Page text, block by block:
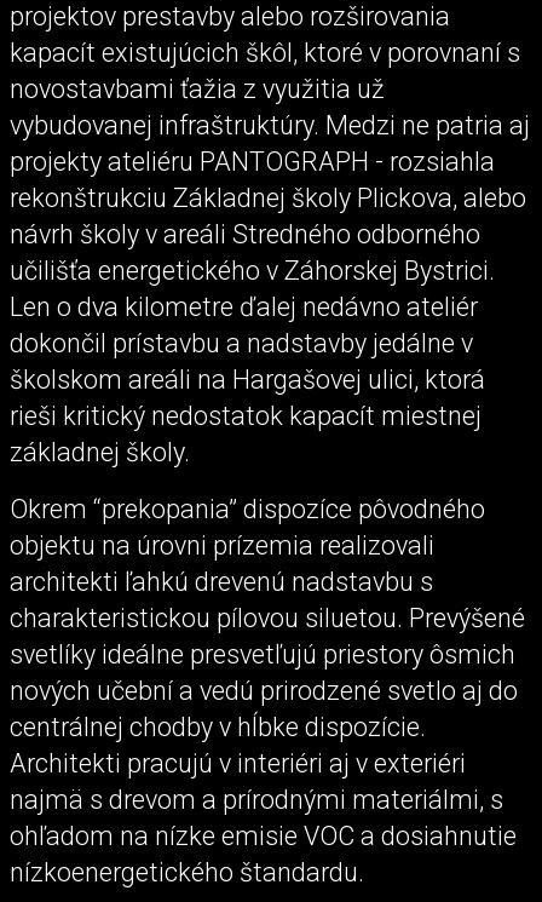
projektov prestavby alebo rozširovania
kapacít existujúcich škôl, ktoré v porovnaní s
novostavbami ťažia z využitia už
vybudovanej infraštruktúry. Medzi ne patria aj
projekty ateliéru PANTOGRAPH - rozsiahla
rekonštrukciu Základnej školy Plickova, alebo
návrh školy v areáli Stredného odborného
učilišťa energetického v Záhorskej Bystrici.
Len o dva kilometre ďalej nedávno ateliér
dokončil prístavbu a nadstavby jedálne v
školskom areáli na Hargašovej ulici, ktorá
rieši kritický nedostatok kapacít miestnej
základnej školy.
Okrem “prekopania” dispozíce pôvodného
objektu na úrovni prízemia realizovali
architekti ľahkú drevenú nadstavbu s
charakteristickou pílovou siluetou. Prevýšené
svetlíky ideálne presvetľujú priestory ôsmich
nových učební a vedú prirodzené svetlo aj do
centrálnej chodby v hĺbke dispozície.
Architekti pracujú v interiéri aj v exteriéri
najmä s drevom a prírodnými materiálmi, s
ohľadom na nízke emisie VOC a dosiahnutie
nízkoenergetického štandardu.